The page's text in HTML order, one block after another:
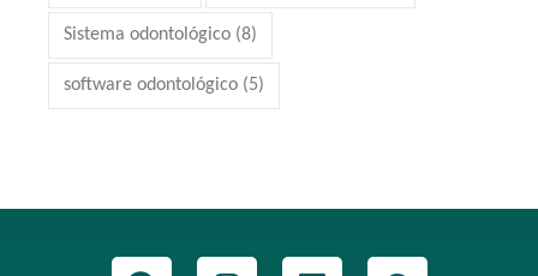
Sistema odontológico (8)
software odontológico (5)